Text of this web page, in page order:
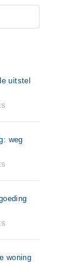
uitstel
weg
woning